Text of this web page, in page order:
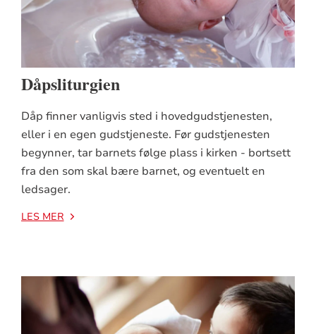
Dåpsliturgien
Dåp finner vanligvis sted i hovedgudstjenesten,
eller i en egen gudstjeneste. Før gudstjenesten
begynner, tar barnets følge plass i kirken - bortsett
fra den som skal bære barnet, og eventuelt en
ledsager.
LES MER